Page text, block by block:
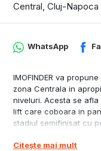
Central, Cluj-Napoca
WhatsApp
IMOFINDER va
zona Centrala in
niveluri. Acesta se
lift care coboara in
stadiul semifinisat cu
Suprafata utila este de
Citește mai mult